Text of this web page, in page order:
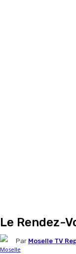
Le Rendez-
Par Moselle TV